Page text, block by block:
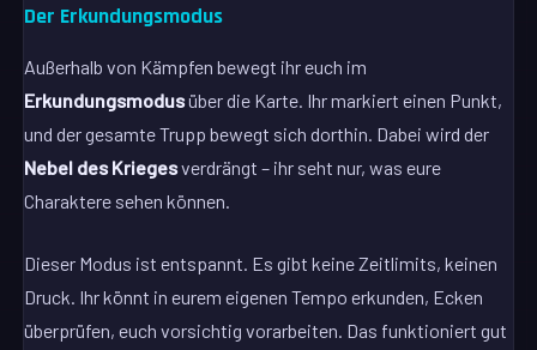
Der Erkundungsmodus
Außerhalb von Kämpfen bewegt ihr euch im
Erkundungsmodusüber die Karte. Ihr markiert einen Punkt,
und der gesamte Trupp bewegt sich dorthin. Dabei wird der
Nebel des Kriegesverdrängt – ihr seht nur, was eure
Charaktere sehen können.
Dieser Modus ist entspannt. Es gibt keine Zeitlimits, keinen
Druck. Ihr könnt in eurem eigenen Tempo erkunden, Ecken
überprüfen, euch vorsichtig vorarbeiten. Das funktioniert gut